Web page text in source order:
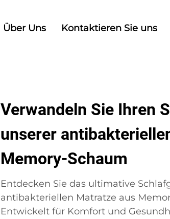
Über Uns Kontaktieren Sie uns
Verwandeln Sie Ihren
unserer
Memory-Schaum
Entdecken Sie das ultimative
antibakteriellen Matratze aus
Entwickelt für Komfort und